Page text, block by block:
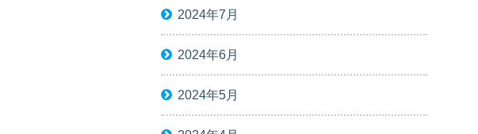
2024年7月
2024年6月
2024年5月